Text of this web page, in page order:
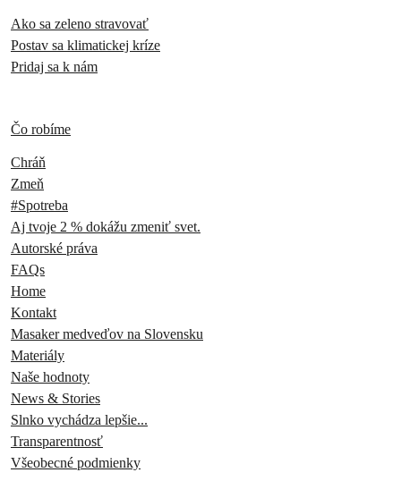
Ako sa zeleno stravovať
Postav sa klimatickej kríze
Pridaj sa k nám
Čo robíme
Chráň
Zmeň
#Spotreba
Aj tvoje 2 % dokážu zmeniť svet.
Autorské práva
FAQs
Home
Kontakt
Masaker medveďov na Slovensku
Materiály
Naše hodnoty
News & Stories
Slnko vychádza lepšie...
Transparentnosť
Všeobecné podmienky